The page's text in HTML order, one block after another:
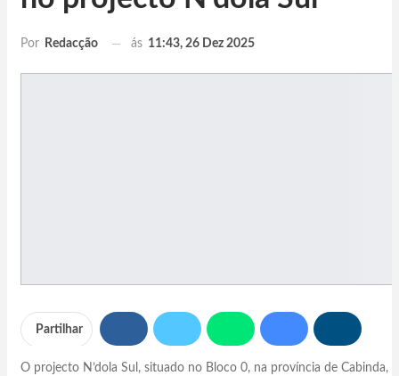
Por Redacção ás 11:43, 26 Dez 2025
Partilhar
O projecto N’dola Sul, situado no Bloco 0, na província de Cabinda,